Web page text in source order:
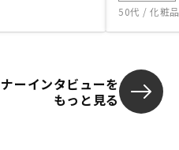
50代 / 化粧
ーインタビューを
もっと見る